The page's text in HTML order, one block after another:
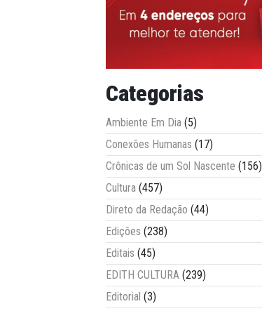
Categorias
Ambiente Em Dia (5)
Conexões Humanas (17)
Crônicas de um Sol Nascente (156)
Cultura (457)
Direto da Redação (44)
Edições (238)
Editais (45)
EDITH CULTURA (239)
Editorial (3)